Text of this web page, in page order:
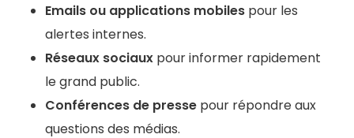
Emails ou applications mobilespour les
alertes internes.
Réseaux sociauxpour informer rapidement
le grand public.
Conférences de pressepour répondre aux
questions des médias.